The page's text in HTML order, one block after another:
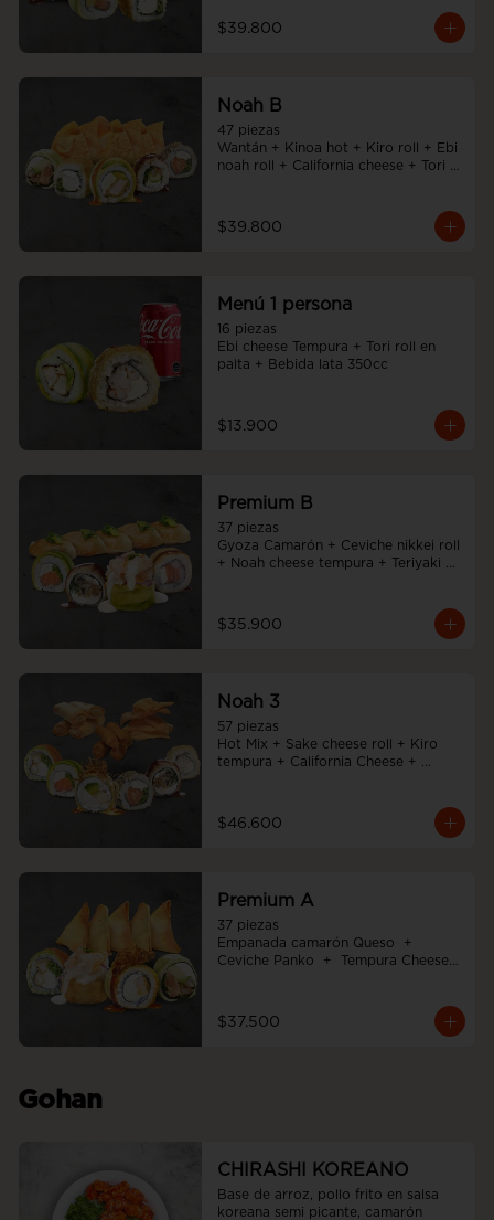
$39.800
Noah B
47 piezas
Wantán + Kinoa hot + Kiro roll + Ebi
noah roll + California cheese + Tori
$39.800
Menú 1 persona
16 piezas
Ebi cheese Tempura + Tori roll en
palta + Bebida lata 350cc
$13.900
Premium B
37 piezas
Gyoza Camarón + Ceviche nikkei roll
+ Noah cheese tempura + Teriyaki
$35.900
Noah 3
57 piezas
Hot Mix + Sake cheese roll + Kiro
tempura + California Cheese +
$46.600
Premium A
37 piezas
Empanada camarón Queso  +
Ceviche Panko  +  Tempura Cheese
$37.500
Gohan
CHIRASHI KOREANO
Base de arroz, pollo frito en salsa
koreana semi picante, camarón